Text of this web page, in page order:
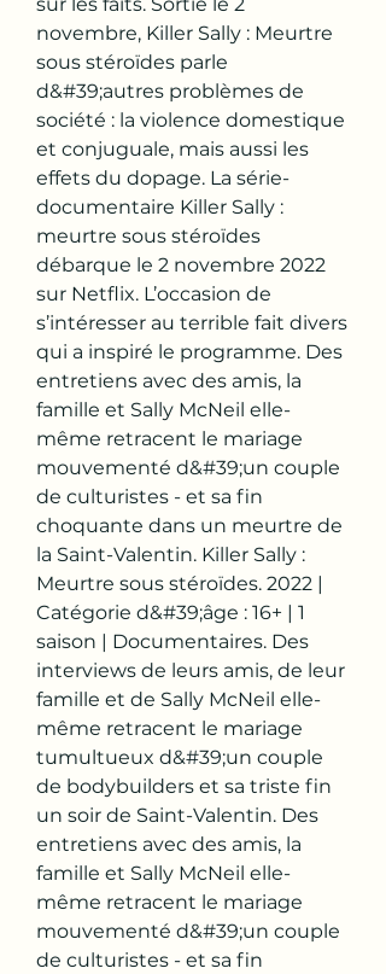
novembre, Killer Sally : Meurtre
sous stéroïdes parle
d&#39;autres problèmes de
société : la violence domestique
et conjuguale, mais aussi les
effets du dopage. La série-
documentaire Killer Sally :
meurtre sous stéroïdes
débarque le 2 novembre 2022
sur Netflix. L’occasion de
s’intéresser au terrible fait divers
qui a inspiré le programme. Des
entretiens avec des amis, la
famille et Sally McNeil elle-
même retracent le mariage
mouvementé d&#39;un couple
de culturistes - et sa fin
choquante dans un meurtre de
la Saint-Valentin. Killer Sally :
Meurtre sous stéroïdes. 2022 |
Catégorie d&#39;âge : 16+ | 1
saison | Documentaires. Des
interviews de leurs amis, de leur
famille et de Sally McNeil elle-
même retracent le mariage
tumultueux d&#39;un couple
de bodybuilders et sa triste fin
un soir de Saint-Valentin. Des
entretiens avec des amis, la
famille et Sally McNeil elle-
même retracent le mariage
mouvementé d&#39;un couple
de culturistes - et sa fin